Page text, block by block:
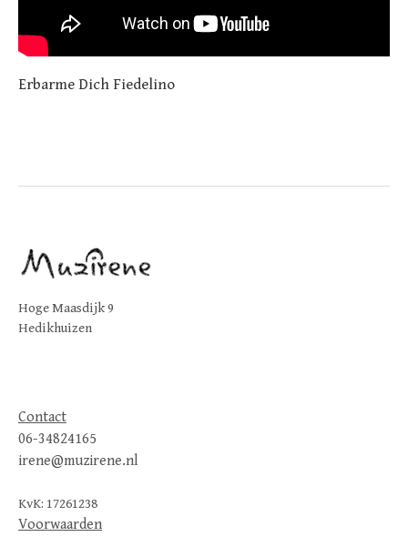
Erbarme Dich Fiedelino
Hoge Maasdijk 9
Hedikhuizen
Contact
06-34824165
irene@muzirene.nl
KvK: 17261238
Voorwaarden